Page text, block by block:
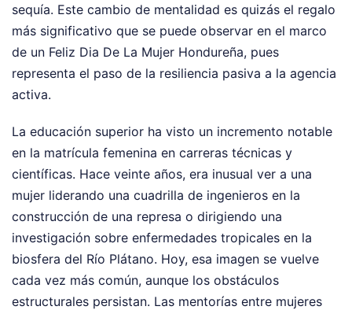
sequía. Este cambio de mentalidad es quizás el regalo
más significativo que se puede observar en el marco
de un Feliz Dia De La Mujer Hondureña, pues
representa el paso de la resiliencia pasiva a la agencia
activa.
La educación superior ha visto un incremento notable
en la matrícula femenina en carreras técnicas y
científicas. Hace veinte años, era inusual ver a una
mujer liderando una cuadrilla de ingenieros en la
construcción de una represa o dirigiendo una
investigación sobre enfermedades tropicales en la
biosfera del Río Plátano. Hoy, esa imagen se vuelve
cada vez más común, aunque los obstáculos
estructurales persistan. Las mentorías entre mujeres